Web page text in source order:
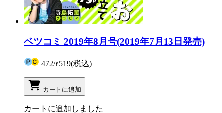
ベツコミ 2019年8月号(2019年7月13日発売)
472/¥519(税込)
カートに追加
カートに追加しました